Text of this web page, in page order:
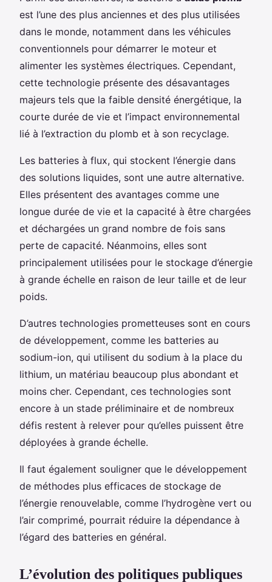
est l’une des plus anciennes et des plus utilisées
dans le monde, notamment dans les véhicules
conventionnels pour démarrer le moteur et
alimenter les systèmes électriques. Cependant,
cette technologie présente des désavantages
majeurs tels que la faible densité énergétique, la
courte durée de vie et l’impact environnemental
lié à l’extraction du plomb et à son recyclage.
Les batteries à flux, qui stockent l’énergie dans
des solutions liquides, sont une autre alternative.
Elles présentent des avantages comme une
longue durée de vie et la capacité à être chargées
et déchargées un grand nombre de fois sans
perte de capacité. Néanmoins, elles sont
principalement utilisées pour le stockage d’énergie
à grande échelle en raison de leur taille et de leur
poids.
D’autres technologies prometteuses sont en cours
de développement, comme les batteries au
sodium-ion, qui utilisent du sodium à la place du
lithium, un matériau beaucoup plus abondant et
moins cher. Cependant, ces technologies sont
encore à un stade préliminaire et de nombreux
défis restent à relever pour qu’elles puissent être
déployées à grande échelle.
Il faut également souligner que le développement
de méthodes plus efficaces de stockage de
l’énergie renouvelable, comme l’hydrogène vert ou
l’air comprimé, pourrait réduire la dépendance à
l’égard des batteries en général.
L’évolution des politiques publiques